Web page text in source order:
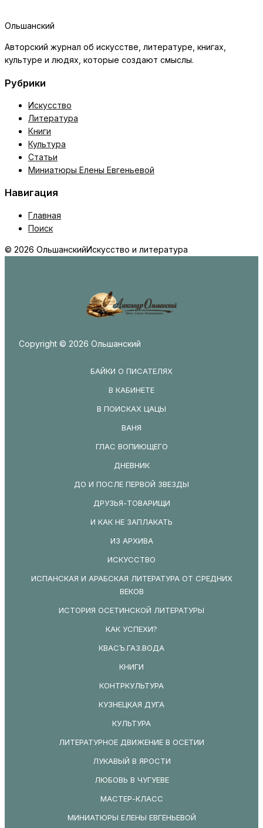
Ольшанский
Авторский журнал об искусстве, литературе, книгах,
культуре и людях, которые создают смыслы.
Рубрики
Искусство
Литература
Книги
Культура
Статьи
Миниатюры Елены Евгеньевой
Навигация
Главная
Поиск
© 2026 ОльшанскийИскусство и литература
Copyright © 2026 Ольшанский
БАЙКИ О ПИСАТЕЛЯХ
В КАБИНЕТЕ
В ПОИСКАХ ЦАЦЫ
ВАНЯ
ГЛАС ВОПИЮЩЕГО
ДНЕВНИК
ДО И ПОСЛЕ ПЕРВОЙ ЗВЕЗДЫ
ДРУЗЬЯ-ТОВАРИЩИ
И КАК НЕ ЗАПЛАКАТЬ
ИЗ АРХИВА
ИСКУССТВО
ИСПАНСКАЯ И АРАБСКАЯ ЛИТЕРАТУРА ОТ СРЕДНИХ
ВЕКОВ
ИСТОРИЯ ОСЕТИНСКОЙ ЛИТЕРАТУРЫ
КАК УСПЕХИ?
КВАСЪ.ГАЗ.ВОДА
КНИГИ
КОНТРКУЛЬТУРА
КУЗНЕЦКАЯ ДУГА
КУЛЬТУРА
ЛИТЕРАТУРНОЕ ДВИЖЕНИЕ В ОСЕТИИ
ЛУКАВЫЙ В ЯРОСТИ
ЛЮБОВЬ В ЧУГУЕВЕ
МАСТЕР-КЛАСС
МИНИАТЮРЫ ЕЛЕНЫ ЕВГЕНЬЕВОЙ